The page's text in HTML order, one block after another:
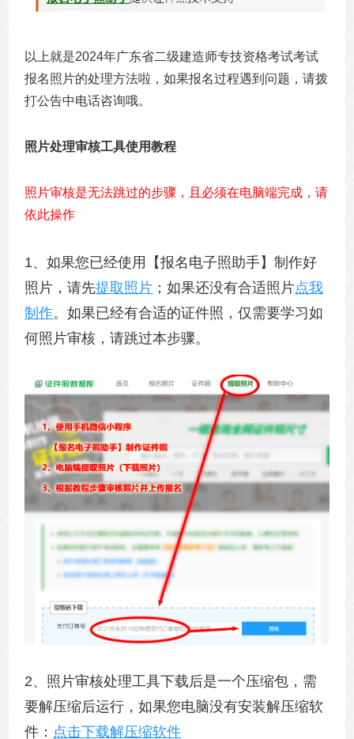
以上就是2024年广东省二级建造师专技资格考试考试
报名照片的处理方法啦，如果报名过程遇到问题，请拨
打公告中电话咨询哦。
照片处理审核工具使用教程
照片审核是无法跳过的步骤，且必须在电脑端完成，请
依此操作
1、如果您已经使用【报名电子照助手】制作好
照片，请先提取照片 ；如果还没有合适照片点我
制作。如果已经有合适的证件照，仅需要学习如
何照片审核，请跳过本步骤。
2、照片审核处理工具下载后是一个压缩包，需
要解压缩后运行，如果您电脑没有安装解压缩软
件： 点击下载解压缩软件